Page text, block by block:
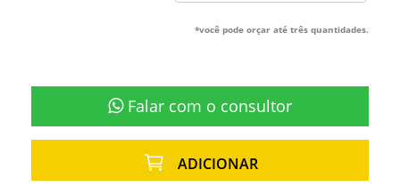
*você pode orçar até três quantidades.
Falar com o consultor
ADICIONAR